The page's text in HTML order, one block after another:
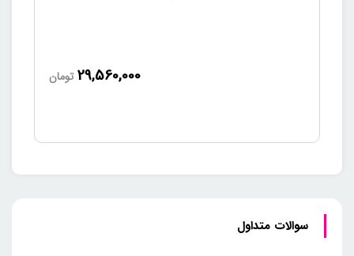
29,560,000 تومان
سوالات متداول